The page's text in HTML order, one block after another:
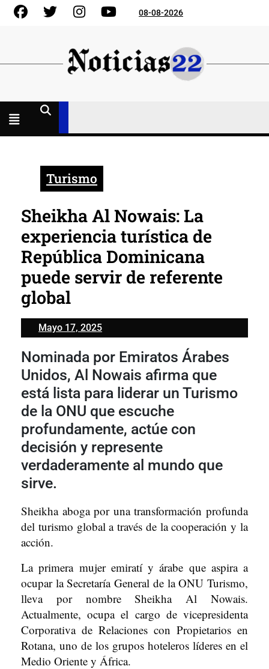
Skip
FacebookGorjeo InstagramYouTube08-08-2026
Turismo
Sheikha Al Nowais: La
experiencia turística de
República Dominicana
puede servir de referente
global
Mayo 17, 2025Mayo
17,
2025
Nominada por Emiratos Árabes
Unidos, Al Nowais afirma que
está lista para liderar un Turismo
de la ONU que escuche
profundamente, actúe con
decisión y represente
verdaderamente al mundo que
sirve.
Sheikha aboga por una transformación profunda
del turismo global a través de la cooperación y la
acción.
La primera mujer emiratí y árabe que aspira a
ocupar la Secretaría General de la ONU Turismo,
lleva por nombre Sheikha Al Nowais.
Actualmente, ocupa el cargo de vicepresidenta
Corporativa de Relaciones con Propietarios en
Rotana, uno de los grupos hoteleros líderes en el
Medio Oriente y África.